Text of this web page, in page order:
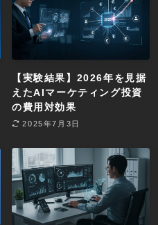
【実験結果】2026年を見据
えたAIマーケティング投資
の費用対効果
2025年7月3日